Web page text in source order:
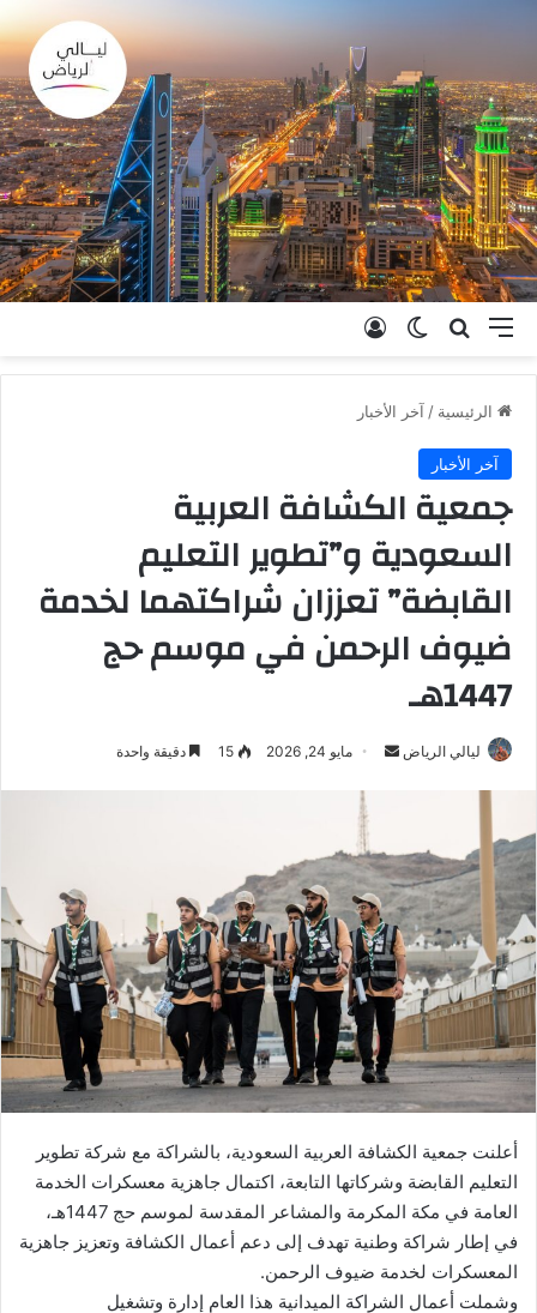
القائمة بحث عنالوضع المظلم
الرئيسية / آخر الأخبار
آخر الأخبار
جمعية الكشافة العربية
السعودية و”تطوير التعليم
القابضة” تعززان شراكتهما لخدمة
ضيوف الرحمن في موسم حج
1447هـ
ليالي الرياض
ب
ر
ي
د
ا
ك
و
ن
ي
ا
مايو 24, 2026 15 دقيقة واحدة
أعلنت جمعية الكشافة العربية السعودية، بالشراكة مع شركة تطوير
التعليم القابضة وشركاتها التابعة، اكتمال جاهزية معسكرات الخدمة
العامة في مكة المكرمة والمشاعر المقدسة لموسم حج 1447هـ،
في إطار شراكة وطنية تهدف إلى دعم أعمال الكشافة وتعزيز جاهزية
المعسكرات لخدمة ضيوف الرحمن.
وشملت أعمال الشراكة الميدانية هذا العام إدارة وتشغيل